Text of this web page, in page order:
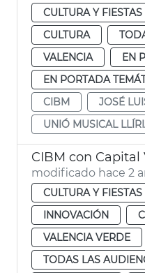
CULTURA Y
CULTURA
VALENCIA
EN
EN PORTADA
CIBM
JOSÉ
UNIÓ MUSICAL
CIBM con Capital
modificado hace 2
CULTURA Y
INNOVACIÓN
VALENCIA VERDE
TODAS LAS